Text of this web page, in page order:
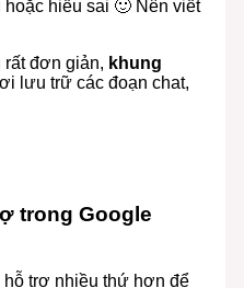
hiểu sai 🙂 Nên viết
rất đơn giản, khung
lưu trữ các đoạn chat,
trong Google
hỗ trợ nhiều thứ hơn để